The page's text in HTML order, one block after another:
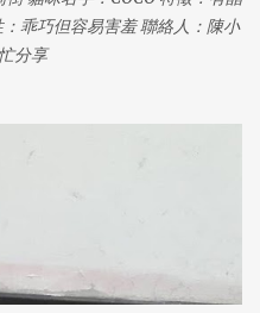
乖巧但容易害羞 聯絡人：陳小
分享